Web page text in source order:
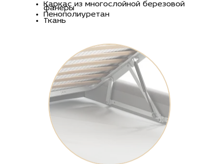
Каркас из многослойной березовой
фанеры
Пенополиуретан
Ткань